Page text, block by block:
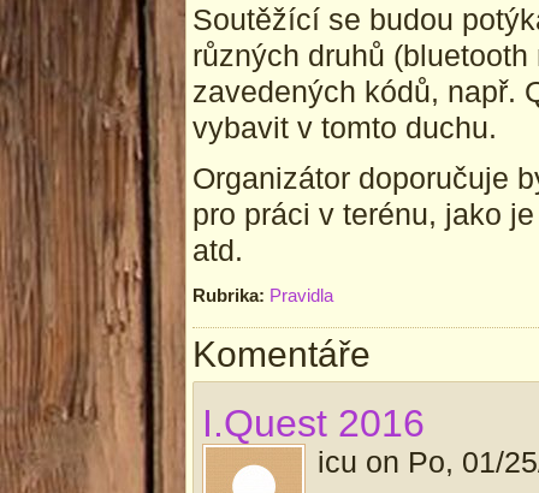
Soutěžící se budou
různých druhů
zavedených kódů, např.
vybavit v tomto duchu.
Organizátor doporučuje
pro práci v terénu, jako
atd.
Rubrika: Pravidla
Komentáře
I.Quest 2016
icu on Po, 01/